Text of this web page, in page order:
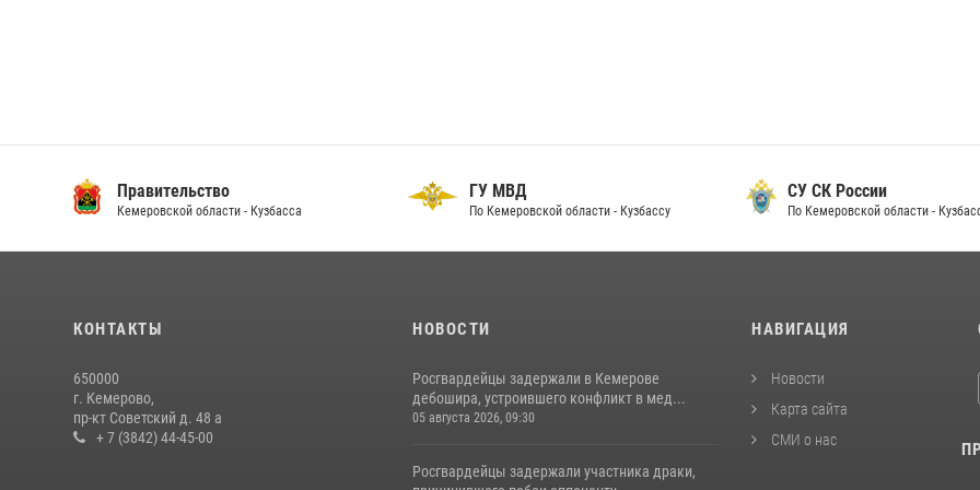
Правительство
Кемеровской области - Кузбасса
ГУ МВД
По Кемеровской области - Кузбассу
СУ СК России
По Кемеровской области -
КОНТАКТЫ
650000
г. Кемерово,
пр-кт Советский д. 48 а
+ 7 (3842) 44-45-00
НОВОСТИ
Росгвардейцы задержали в Кемерове
дебошира, устроившего конфликт в мед...
05 августа 2026, 09:30
Росгвардейцы задержали участника драки,
НАВИГАЦИЯ
Новости
Карта сайта
СМИ о нас